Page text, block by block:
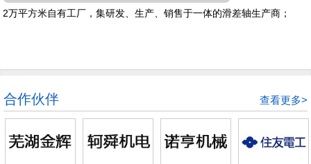
2万平方米自有工厂，集研发、生产、销售于一体的滑差轴生产商；
合作伙伴 查看更多>